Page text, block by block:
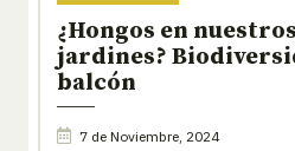
¿Hongos en
jardines?
balcón
7 de Noviembre, 2024